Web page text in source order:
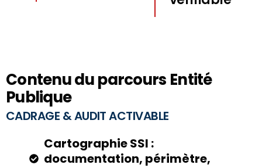
Contenu du parcours Entité
Publique
CADRAGE & AUDIT ACTIVABLE
Cartographie SSI :
documentation, périmètre,